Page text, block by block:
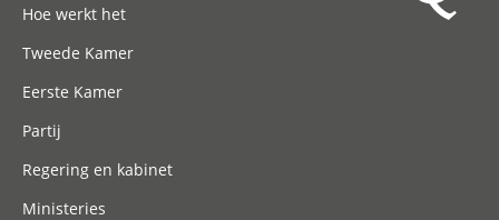
Hoe werkt het
Tweede Kamer
Eerste Kamer
Partij
Regering en kabinet
Ministeries